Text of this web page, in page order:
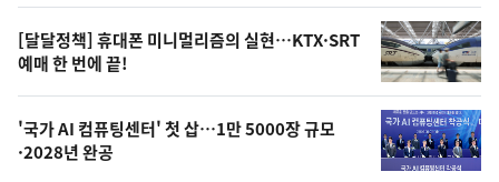
오
늘
의
사
[달달정책] 휴대폰 미니멀리즘의 실현…KTX·SRT
예매 한 번에 끝!
'국가 AI 컴퓨팅센터' 첫 삽…1만 5000장 규모
·2028년 완공